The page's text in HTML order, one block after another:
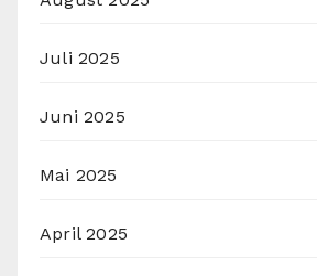
Juli 2025
Juni 2025
Mai 2025
April 2025